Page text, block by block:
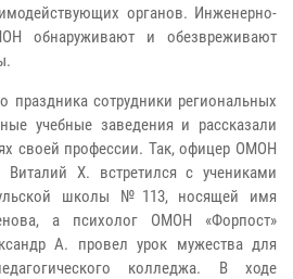
органов. Инженерно-
обнаруживают и обезвреживают
праздника сотрудники региональных
учебные заведения и рассказали
своей профессии. Так, офицер ОМОН
Х. встретился с учениками
школы №113, носящей имя
а психолог ОМОН «Форпост»
А. провел урок мужества для
колледжа. В ходе